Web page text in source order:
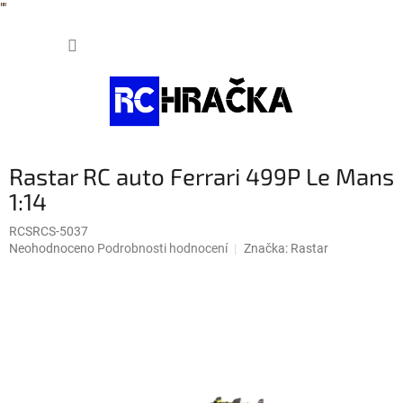
""
Rastar RC auto Ferrari 499P Le Mans
1:14
RCSRCS-5037
Průměrné
Neohodnoceno Podrobnosti hodnocení Značka: Rastar